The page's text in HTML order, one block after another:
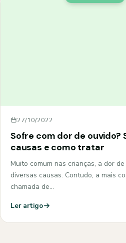
27/10/2022
Sofre com dor de ouvido?
causas e como tratar
Muito comum nas crianças, a dor
diversas causas. Contudo, a mais
chamada de…
Ler artigo